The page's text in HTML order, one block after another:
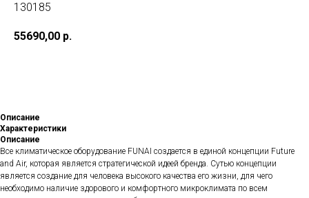
130185
55690,00 р.
Описание
Характеристики
Описание
Все климатическое оборудование FUNAI создается в единой концепции Future
and Air, которая является стратегической идеей бренда. Сутью концепции
является создание для человека высокого качества его жизни, для чего
необходимо наличие здорового и комфортного микроклимата по всем